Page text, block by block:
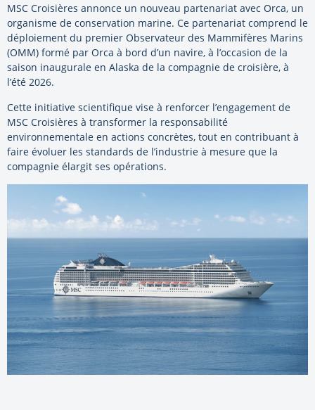
MSC Croisières annonce un nouveau partenariat avec Orca, un
organisme de conservation marine. Ce partenariat comprend le
déploiement du premier Observateur des Mammifères Marins
(OMM) formé par Orca à bord d’un navire, à l’occasion de la
saison inaugurale en Alaska de la compagnie de croisière, à
l’été 2026.
Cette initiative scientifique vise à renforcer l’engagement de
MSC Croisières à transformer la responsabilité
environnementale en actions concrètes, tout en contribuant à
faire évoluer les standards de l’industrie à mesure que la
compagnie élargit ses opérations.